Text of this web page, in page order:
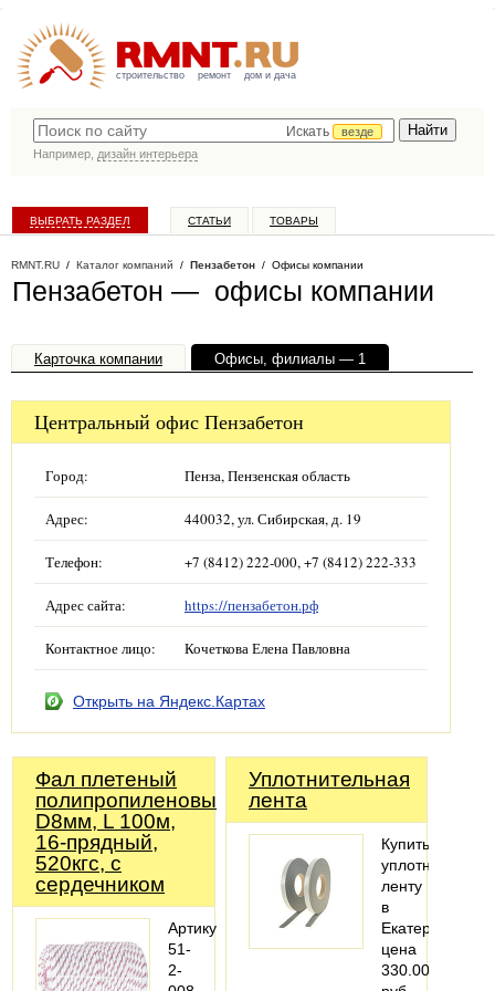
строительство ремонт дом и дача
Искать
везде
Например, дизайн интерьера
ВЫБРАТЬ РАЗДЕЛ СТАТЬИ ТОВАРЫ
RMNT.RU / Каталог компаний / Пензабетон / Офисы компании
Пензабетон — офисы компании
Карточка компании Офисы, филиалы — 1
Центральный офис Пензабетон
Город: Пенза, Пензенская область
Адрес: 440032, ул. Сибирская, д. 19
Телефон: +7 (8412) 222-000, +7 (8412) 222-333
Адрес сайта: https://пензабетон.рф
Контактное лицо: Кочеткова Елена Павловна
Открыть на Яндекс.Картах
Фал плетеный
полипропиленовый,
D8мм, L 100м,
16-прядный,
520кгс, с
сердечником
Артикул:
51-
2-
Уплотнительная
лента
Купить
ленту
в
Екатеринбурге,
цена
330.00